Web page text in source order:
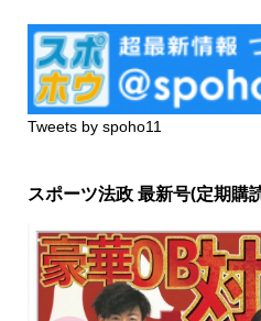
Tweets by spoho11
スポーツ法政 最新号(定期購